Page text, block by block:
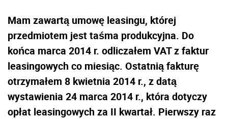
Mam zawartą umowę leasingu, której
przedmiotem jest taśma produkcyjna. Do
końca marca 2014 r. odliczałem VAT z faktur
leasingowych co miesiąc. Ostatnią fakturę
otrzymałem 8 kwietnia 2014 r., z datą
wystawienia 24 marca 2014 r., która dotyczy
opłat leasingowych za II kwartał. Pierwszy raz